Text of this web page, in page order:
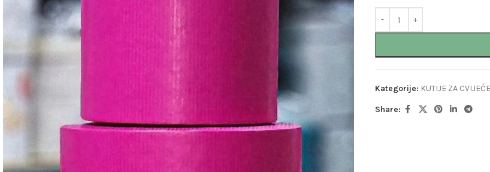
Kategorije: KUTIJE ZA
Share: